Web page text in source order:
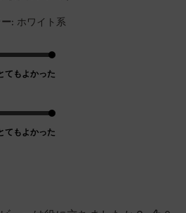
: ホワイト系
てもよかった
てもよかった